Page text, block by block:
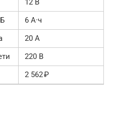
12 B
6 A·ч
20 A
220 B
2 562 ₽